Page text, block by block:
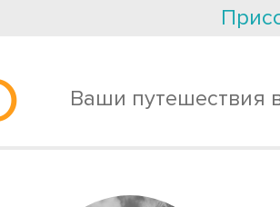
Ваши путешествия